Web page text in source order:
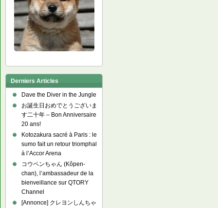
Derniers Articles
Dave the Diver in the Jungle
お誕生日おめでとうございま
す二十年 – Bon Anniversaire
20 ans!
Kotozakura sacré à Paris : le
sumo fait un retour triomphal
à l’Accor Arena
コウペンちゃん (Kôpen-
chan), l’ambassadeur de la
bienveillance sur QTORY
Channel
[Annonce] クレヨンしんちゃ